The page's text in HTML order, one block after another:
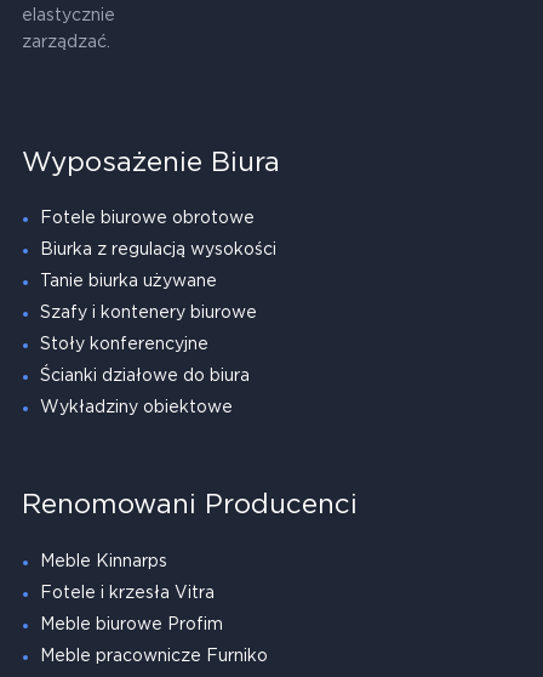
elastycznie
zarządzać.
Wyposażenie Biura
Fotele biurowe obrotowe
Biurka z regulacją wysokości
Tanie biurka używane
Szafy i kontenery biurowe
Stoły konferencyjne
Ścianki działowe do biura
Wykładziny obiektowe
Renomowani Producenci
Meble Kinnarps
Fotele i krzesła Vitra
Meble biurowe Profim
Meble pracownicze Furniko